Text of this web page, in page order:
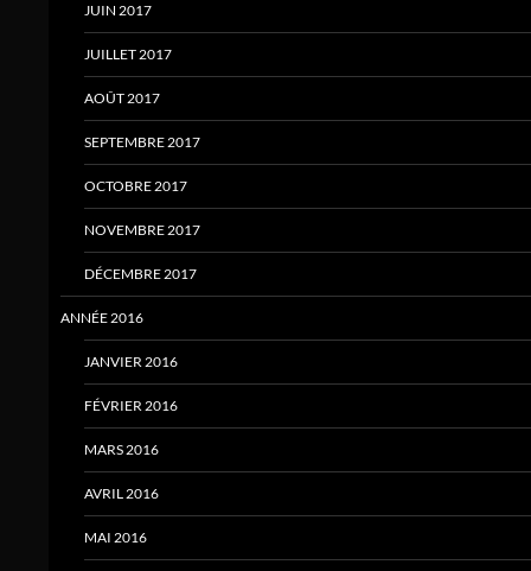
JUIN 2017
JUILLET 2017
AOÛT 2017
SEPTEMBRE 2017
OCTOBRE 2017
NOVEMBRE 2017
DÉCEMBRE 2017
ANNÉE 2016
JANVIER 2016
FÉVRIER 2016
MARS 2016
AVRIL 2016
MAI 2016